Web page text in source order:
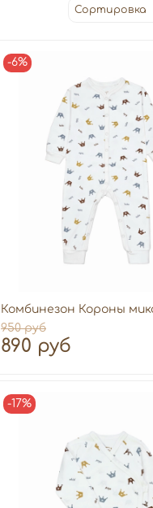
-6%
Комбинезон Короны
950 руб
890 руб
-17%